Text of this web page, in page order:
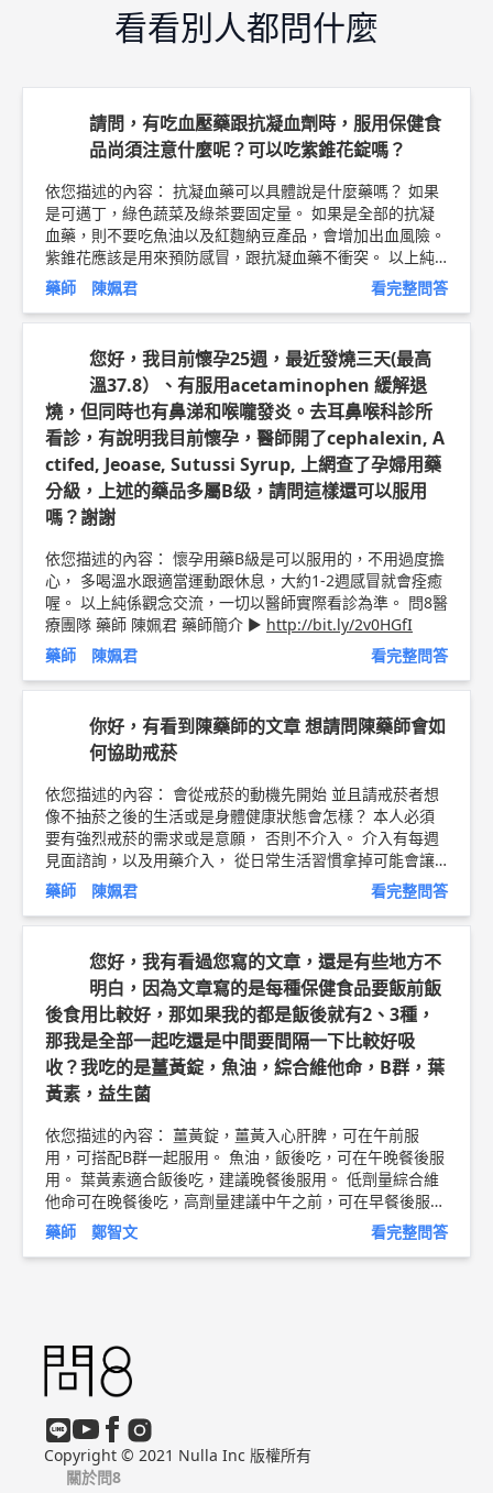
看看別人都問什麼
請問，有吃血壓藥跟抗凝血劑時，服用保健食
品尚須注意什麼呢？可以吃紫錐花錠嗎？
依您描述的內容： 抗凝血藥可以具體說是什麼藥嗎？ 如果
是可邁丁，綠色蔬菜及綠茶要固定量。 如果是全部的抗凝
血藥，則不要吃魚油以及紅麴納豆產品，會增加出血風險。
紫錐花應該是用來預防感冒，跟抗凝血藥不衝突。 以上純
係觀念交流，一切以醫師實際看診為準。 問8醫療團隊 藥師
陳姵君 藥師簡介 ►
藥師 陳姵君 看完整問答
您好，我目前懷孕25週，最近發燒三天(最高
溫37.8）、有服用acetaminophen 緩解退
燒，但同時也有鼻涕和喉嚨發炎。去耳鼻喉科診所
看診，有說明我目前懷孕，醫師開了cephalexin, A
ctifed, Jeoase, Sutussi Syrup, 上網查了孕婦用藥
分級，上述的藥品多屬B级，請問這樣還可以服用
嗎？謝謝
依您描述的內容： 懷孕用藥B級是可以服用的，不用過度擔
心， 多喝溫水跟適當運動跟休息，大約1-2週感冒就會痊癒
喔。 以上純係觀念交流，一切以醫師實際看診為準。 問8醫
療團隊 藥師 陳姵君 藥師簡介 ► http://bit.ly/2v0HGfI
藥師 陳姵君
看完整問答
你好，有看到陳藥師的文章 想請問陳藥師會如
何協助戒菸
依您描述的內容： 會從戒菸的動機先開始 並且請戒菸者想
像不抽菸之後的生活或是身體健康狀態會怎樣？ 本人必須
要有強烈戒菸的需求或是意願， 否則不介入。 介入有每週
見面諮詢，以及用藥介入， 從日常生活習慣拿掉可能會讓
人想抽菸的固定習慣 譬如習慣每天習慣去一家超商買咖啡
店員太熟了，看到你來就拿出菸， 那就換一家超商去。 身
邊的抽菸相關用品都丟掉， 等等... 每個人適合的方法不一
樣， 建議去看一本書：一千萬人都說有效的戒菸方法 書名
很直白，是一個老菸槍寫的，方法跟想法都很棒。 用藥介
入，藥師可以用的是尼古丁替代療法， 有口香糖以及貼
片， 可以單用或是搭配使用。 改變習慣需要強烈的動機，
以及適時搭配一些生理的回饋， 建議在自己生活圈附近找
有做戒菸衛教服務的藥局， 請其中的藥師幫忙～ 祝您明天
就能生活在空氣清新的環境 以上純係觀念交流，一切以醫
ttp://bit.ly/2v0HGfI
藥師 陳姵君 看完整問答
您好，我有看過您寫的文章，還是有些地方不
明白，因為文章寫的是每種保健食品要飯前飯
後食用比較好，那如果我的都是飯後就有2、3種，
那我是全部一起吃還是中間要間隔一下比較好吸
收？我吃的是薑黃錠，魚油，綜合維他命，B群，葉
黃素，益生菌
依您描述的內容： 薑黃錠，薑黃入心肝脾，可在午前服
用，可搭配B群一起服用。 魚油，飯後吃，可在午晚餐後服
用。 葉黃素適合飯後吃，建議晚餐後服用。 低劑量綜合維
他命可在晚餐後吃，高劑量建議中午之前，可在早餐後服
用。 益生菌，餐前或餐後15分鐘內。 以上純係觀念交流，
一切以醫師實際看診為準。 杏隆藥局 諮詢藥師 鄭智文 藥師
藥師 鄭智文 看完整問答
Copyright © 2021 Nulla Inc 版權所有
關於問8